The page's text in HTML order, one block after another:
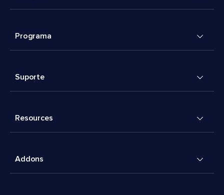
Programa
Suporte
Resources
Addons